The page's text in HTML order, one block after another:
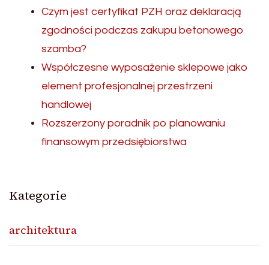
Czym jest certyfikat PZH oraz deklaracją
zgodności podczas zakupu betonowego
szamba?
Współczesne wyposażenie sklepowe jako
element profesjonalnej przestrzeni
handlowej
Rozszerzony poradnik po planowaniu
finansowym przedsiębiorstwa
Kategorie
architektura